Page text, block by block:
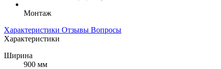
Монтаж
Характеристики Отзывы Вопросы
Характеристики
Ширина
900 мм